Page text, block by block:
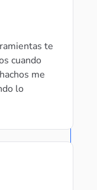
te
cuando
me
lo